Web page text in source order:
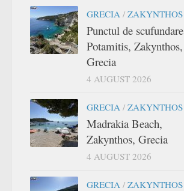
GRECIA / ZAKYNTHOS
Punctul de scufundare
Potamitis, Zakynthos,
Grecia
4 AUGUST 2026
GRECIA / ZAKYNTHOS
Madrakia Beach,
Zakynthos, Grecia
4 AUGUST 2026
GRECIA / ZAKYNTHOS